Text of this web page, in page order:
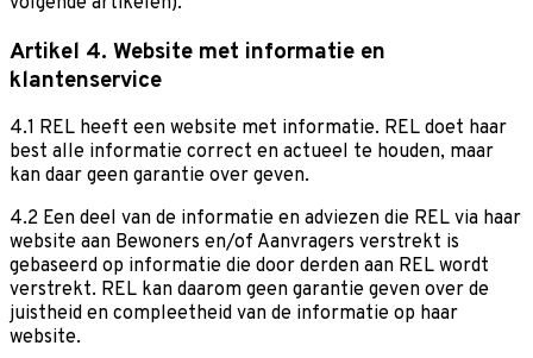
Artikel 4. Website met informatie en
klantenservice
4.1 REL heeft een website met informatie. REL doet haar
best alle informatie correct en actueel te houden, maar
kan daar geen garantie over geven.
4.2 Een deel van de informatie en adviezen die REL via haar
website aan Bewoners en/of Aanvragers verstrekt is
gebaseerd op informatie die door derden aan REL wordt
verstrekt. REL kan daarom geen garantie geven over de
juistheid en compleetheid van de informatie op haar
website.